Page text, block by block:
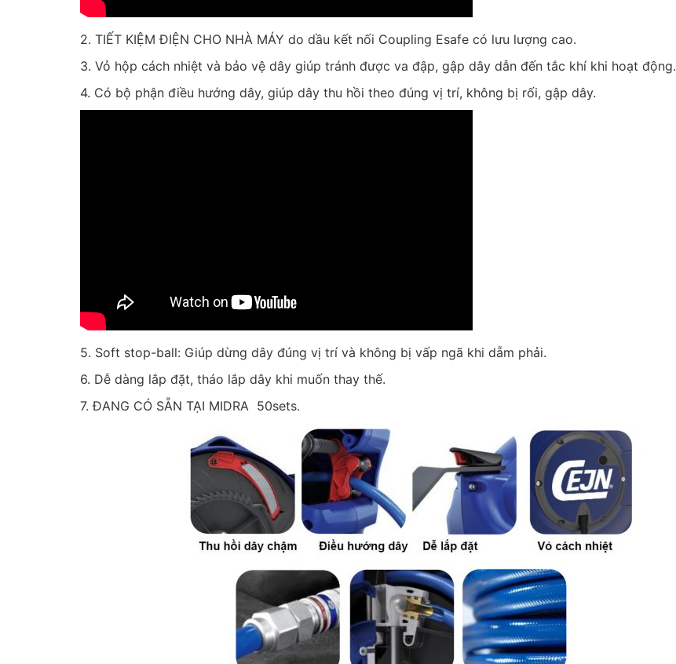
2. TIẾT KIỆM ĐIỆN CHO NHÀ MÁY do dầu kết nối Coupling Esafe có lưu lượng cao.
3. Vỏ hộp cách nhiệt và bảo vệ dây giúp tránh được va đập, gập dây dẫn đến tắc khí khi hoạt động.
4. Có bộ phận điều hướng dây, giúp dây thu hồi theo đúng vị trí, không bị rối, gập dây.
5. Soft stop-ball: Giúp dừng dây đúng vị trí và không bị vấp ngã khi dẵm phải.
6. Dễ dàng lắp đặt, tháo lắp dây khi muốn thay thế.
7. ĐANG CÓ SẴN TẠI MIDRA 50sets.